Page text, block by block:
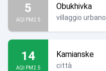
5
AQI PM2.5
Obukhivka
villaggio urbano
14
AQI PM2.5
Kamianske
città